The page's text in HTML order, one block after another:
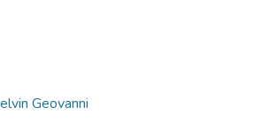
Geovanni